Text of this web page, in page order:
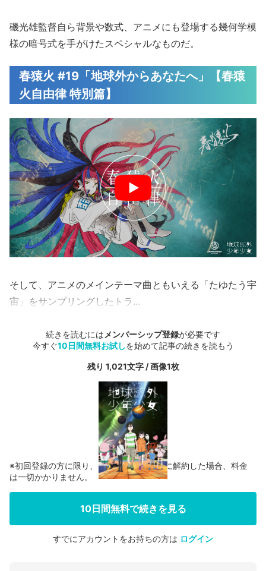
磯光雄監督自ら背景や数式、アニメにも登場する幾何学模
様の暗号式を手がけたスペシャルなものだ。
春猿火 #19「地球外からあなたへ」【春猿
火自由律 特別篇】
そして、アニメのメインテーマ曲ともいえる「たゆたう宇
宙」をサンプリングしたトラ...
続きを読むには メンバーシップ登録が必要です
今すぐ10日間無料お試しを始めて記事の続きを読もう
残り 1,021文字 / 画像1枚
会員登録する
※初回登録の方に限り、無料お試し期間中に解約した場合、料金
は一切かかりません。
10日間無料で続きを見る
すでにアカウントをお持ちの方は ログイン